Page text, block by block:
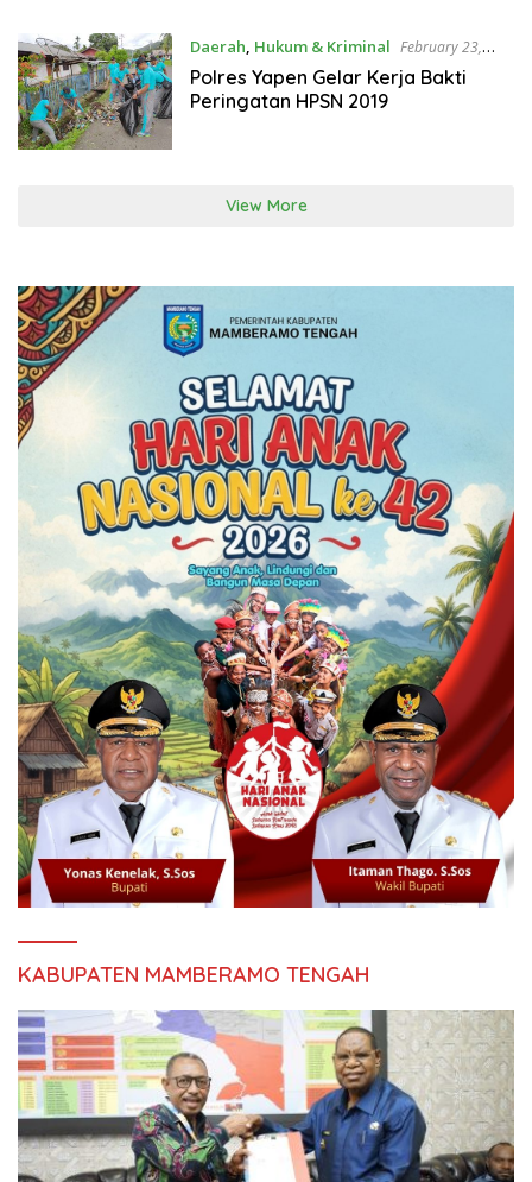
Daerah, Hukum & Kriminal February 23,
2019
Polres Yapen Gelar Kerja Bakti
Peringatan HPSN 2019
View More
KABUPATEN MAMBERAMO TENGAH